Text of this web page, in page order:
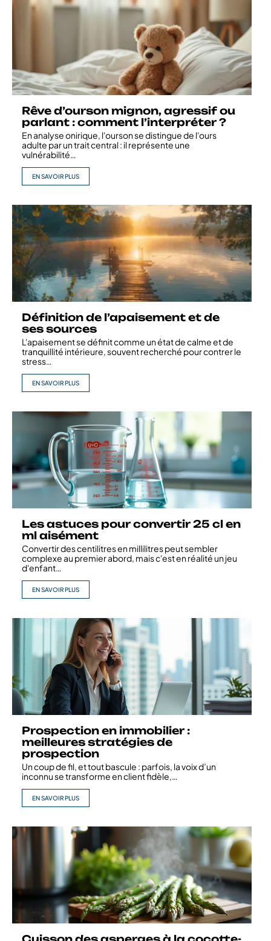
Rêve d’ourson mignon, agressif ou
parlant : comment l’interpréter ?
En analyse onirique, l'ourson se distingue de l'ours
adulte par un trait central : il représente une
vulnérabilité…
EN SAVOIR PLUS
Définition de l’apaisement et de
ses sources
L'apaisement se définit comme un état de calme et de
tranquillité intérieure, souvent recherché pour contrer le
stress…
EN SAVOIR PLUS
Les astuces pour convertir 25 cl en
ml aisément
Convertir des centilitres en millilitres peut sembler
complexe au premier abord, mais c'est en réalité un jeu
d'enfant…
EN SAVOIR PLUS
Prospection en immobilier :
meilleures stratégies de
prospection
Un coup de fil, et tout bascule : parfois, la voix d’un
inconnu se transforme en client fidèle,…
EN SAVOIR PLUS